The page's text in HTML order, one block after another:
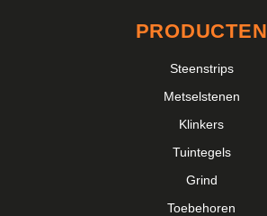
PRODUCTEN
Steenstrips
Metselstenen
Klinkers
Tuintegels
Grind
Toebehoren